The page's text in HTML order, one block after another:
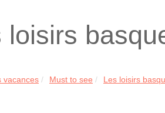
loisirs
vacances Must to see Les loisirs